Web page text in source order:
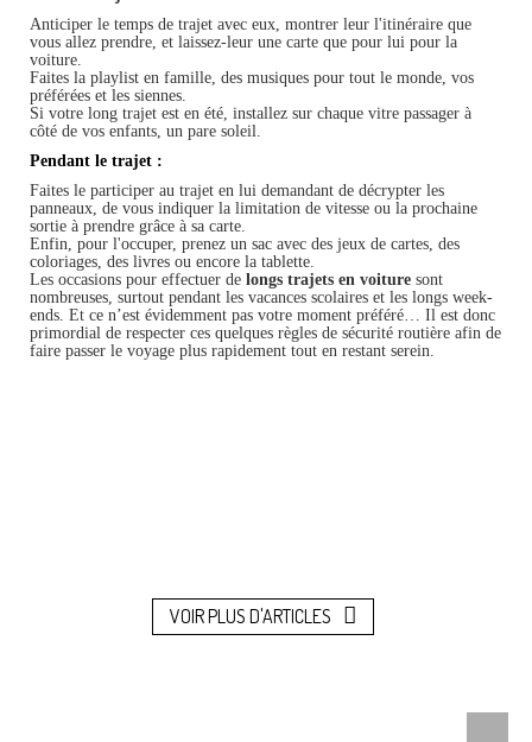
Anticiper le temps de trajet avec eux, montrer leur l'itinéraire que
vous allez prendre, et laissez-leur une carte que pour lui pour la
voiture.
Faites la playlist en famille, des musiques pour tout le monde, vos
préférées et les siennes.
Si votre long trajet est en été, installez sur chaque vitre passager à
côté de vos enfants, un pare soleil.
Pendant le trajet :
Faites le participer au trajet en lui demandant de décrypter les
panneaux, de vous indiquer la limitation de vitesse ou la prochaine
sortie à prendre grâce à sa carte.
Enfin, pour l'occuper, prenez un sac avec des jeux de cartes, des
coloriages, des livres ou encore la tablette.
Les occasions pour effectuer de longs trajets en voiture sont
nombreuses, surtout pendant les vacances scolaires et les longs week-
ends. Et ce n’est évidemment pas votre moment préféré… Il est donc
primordial de respecter ces quelques règles de sécurité routière afin de
faire passer le voyage plus rapidement tout en restant serein.
VOIR PLUS D'ARTICLES